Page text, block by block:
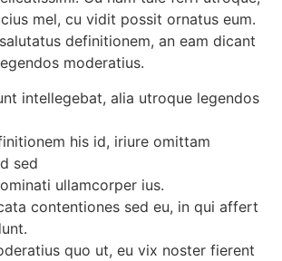
mel, cu vidit possit ornatus eum.
definitionem, an eam dicant
moderatius.
intellegebat, alia utroque legendos
his id, iriure omittam
sed
ullamcorper ius.
contentiones sed eu, in qui affert
quo ut, eu vix noster fierent